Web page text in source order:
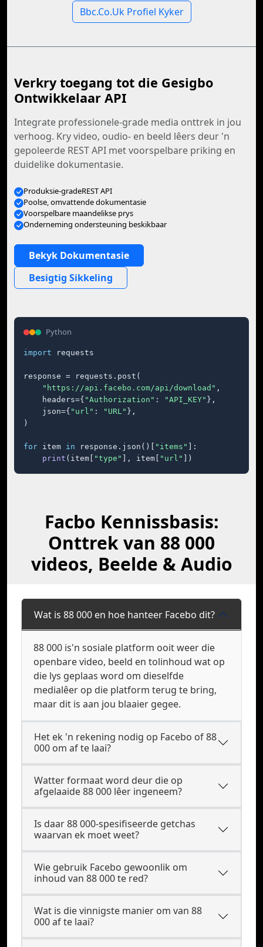
Bbc.Co.Uk Profiel Kyker
Verkry toegang tot die Gesigbo
Ontwikkelaar API
Integrate professionele-grade media onttrek in jou
verhoog. Kry video, oudio- en beeld lêers deur 'n
gepoleerde REST API met voorspelbare priking en
duidelike dokumentasie.
Produksie-gradeREST API
Poolse, omvattende dokumentasie
Voorspelbare maandelikse prys
Onderneming ondersteuning beskikbaar
Bekyk Dokumentasie
Besigtig Sikkeling
Python
import requests
response = requests.post(
"https://api.facebo.com/api/download" ,
    headers={
"Authorization" : "API_KEY" },
    json={
"url" : "URL" },
)
for item in response.json()[ "items"
]:
print (item[ "type" ], item[ "url" ])
Facbo Kennissbasis:
Onttrek van 88 000
videos, Beelde & Audio
Wat is 88 000 en hoe hanteer Facebo dit?
88 000 is'n sosiale platform ooit weer die
openbare video, beeld en tolinhoud wat op
die lys geplaas word om dieselfde
medialêer op die platform terug te bring,
maar dit is aan jou blaaier gegee.
Het ek 'n rekening nodig op Facebo of 88
000 om af te laai?
Watter formaat word deur die op
afgelaaide 88 000 lêer ingeneem?
Is daar 88 000-spesifiseerde getchas
waarvan ek moet weet?
Wie gebruik Facebo gewoonlik om
inhoud van 88 000 te red?
Wat is die vinnigste manier om van 88
000 af te laai?